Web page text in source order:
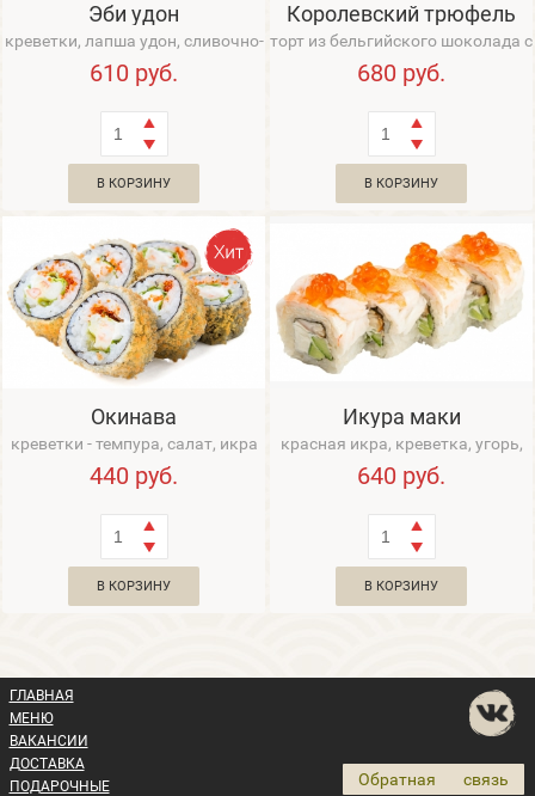
Эби удон
креветки, лапша удон, сливочно-
чесночный соус
610 руб.
В КОРЗИНУ
Королевский трюфель
торт из бельгийского шоколада с
трюфельным муссом и
хрустящим слое...
680 руб.
В КОРЗИНУ
Окинава
креветки - темпура, салат, икра
Тобико, сливочный сыр, соус
Унаги ...
440 руб.
В КОРЗИНУ
Икура маки
красная икра, креветка, угорь,
сливочный сыр, огурец
640 руб.
В КОРЗИНУ
ГЛАВНАЯ
МЕНЮ
ВАКАНСИИ
ДОСТАВКА
ПОДАРОЧНЫЕ
Обратная связь